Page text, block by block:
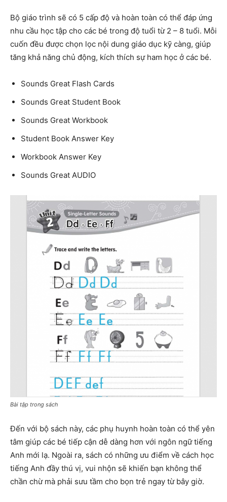
Bộ giáo trình sẽ có 5 cấp độ và hoàn toàn có thể đáp ứng
nhu cầu học tập cho các bé trong độ tuổi từ 2 – 8 tuổi. Mỗi
cuốn đều được chọn lọc nội dung giáo dục kỹ càng, giúp
tăng khả năng chủ động, kích thích sự ham học ở các bé.
Sounds Great Flash Cards
Sounds Great Student Book
Sounds Great Workbook
Student Book Answer Key
Workbook Answer Key
Sounds Great AUDIO
Bài tập trong sách
Đến với bộ sách này, các phụ huynh hoàn toàn có thể yên
tâm giúp các bé tiếp cận dễ dàng hơn với ngôn ngữ tiếng
Anh mới lạ. Ngoài ra, sách có những ưu điểm về cách học
tiếng Anh đầy thú vị, vui nhộn sẽ khiến bạn không thể
chần chừ mà phải sưu tầm cho bọn trẻ ngay từ bây giờ.